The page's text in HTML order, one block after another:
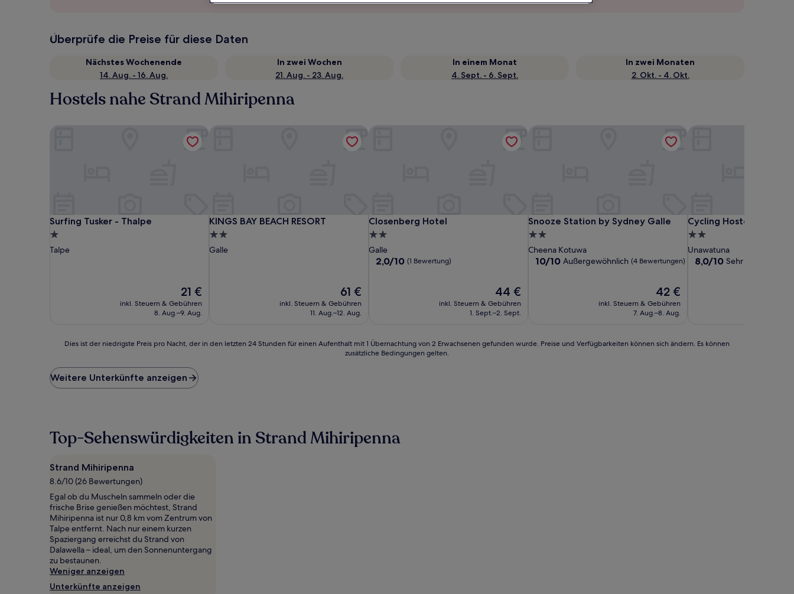
Überprüfe die Preise für diese Daten
Nächstes Wochenende
14. Aug. - 16. Aug.
In zwei Wochen
21. Aug. - 23. Aug.
In einem Monat
4. Sept. - 6. Sept.
In zwei Monaten
2. Okt. - 4. Okt.
Hostels nahe Strand Mihiripenna
Surfing Tusker - Thalpe
Surfing Tusker - Thalpe
1.0-
Stern-
Talpe
Der
Preis
beträgt
21 €
inkl. Steuern & Gebühren
8. Aug.–9. Aug.
KINGS BAY BEACH RESORT
KINGS BAY BEACH RESORT
2.0-
Sterne-
Galle
Der
Preis
beträgt
61 €
inkl. Steuern & Gebühren
11. Aug.–12. Aug.
Closenberg Hotel
Closenberg Hotel
2.0-
Sterne-
Unterkunft
Galle
2.0
2,0/10 (1 Bewertung)
Der
Preis
beträgt
44 €
inkl. Steuern & Gebühren
1. Sept.–2. Sept.
Snooze Station by Sydney Galle
Snooze Station by Sydney Galle
2.0-
Sterne-
Unterkunft
Cheena Kotuwa
10.0
10/10 Außergewöhnlich (4 Bewertungen)
Der
Preis
beträgt
42 €
inkl. Steuern & Gebühren
7. Aug.–8. Aug.
Cycling Hostel Sri Lanka
Cycling Hostel Sri Lanka
2.0-
Sterne-
Unterkunft
Unawatuna
8.0
8,0/10 Sehr gut
der
niedrigste
Preis
den
letzten
für
einen
Aufenthalt
mit
1 Übernachtung
von
2 Erwachsenen
gefunden
wurde.
Preise
und
Verfügbarkeiten
Dies ist der niedrigste Preis pro Nacht, der in den letzten 24 Stunden für einen Aufenthalt mit 1 Übernachtung von 2 Erwachsenen gefunden wurde. Preise und Verfügbarkeiten können sich ändern. Es können
zusätzliche Bedingungen gelten.
Weitere Unterkünfte anzeigen
Top-Sehenswürdigkeiten in Strand Mihiripenna
Strand Mihiripenna
8.6/10 (26 Bewertungen)
Egal ob du Muscheln sammeln oder die
frische Brise genießen möchtest, Strand
Mihiripenna ist nur 0,8 km vom Zentrum von
Talpe entfernt. Nach nur einem kurzen
Spaziergang erreichst du Strand von
Dalawella – ideal, um den Sonnenuntergang
zu bestaunen.
Weniger anzeigen
Unterkünfte anzeigen